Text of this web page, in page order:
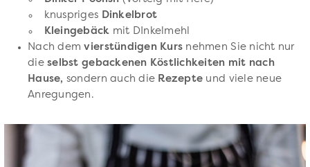
knuspriges Dinkelbrot
Kleingebäck mit DInkelmehl
Nach demvierstündigen Kurs nehmen Sie nicht nur
dieselbst gebackenen Köstlichkeiten mit nach
Hause, sondern auch die Rezepte und viele neue
Anregungen.